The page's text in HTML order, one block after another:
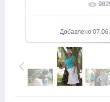
В реальном
Добавлено